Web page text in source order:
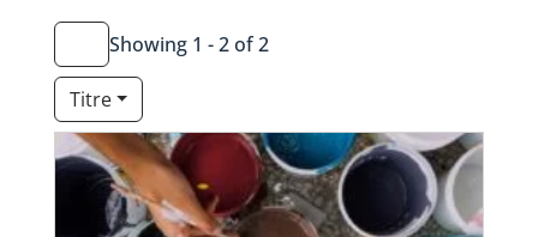
Showing 1 - 2 of 2
Titre